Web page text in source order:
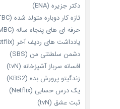
دکتر جزیره (ENA)
تازه‌ کار دوباره‌ متولد شده (jTBC)
حرفه‌ ای‌ های پنجاه‌ ساله (MBC)
یادداشت‌ های ردیف آخر (Netflix)
دشمن سلطنتی من (SBS)
افسانه سرباز آشپزخانه (tvN)
زندگیتو پرورش بده (KBS2)
یک درس حسابی (Netflix)
ثبت عشق (tvN)